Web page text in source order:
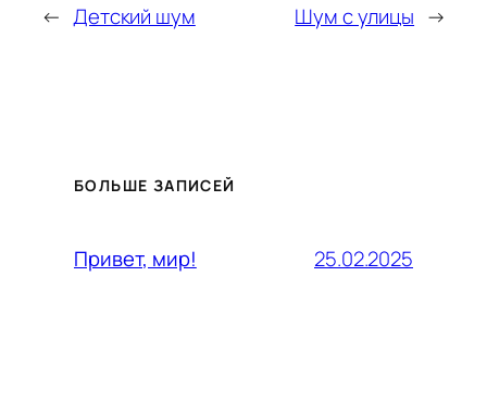
← Детский шум Шум с улицы →
БОЛЬШЕ ЗАПИСЕЙ
Привет, мир! 25.02.2025